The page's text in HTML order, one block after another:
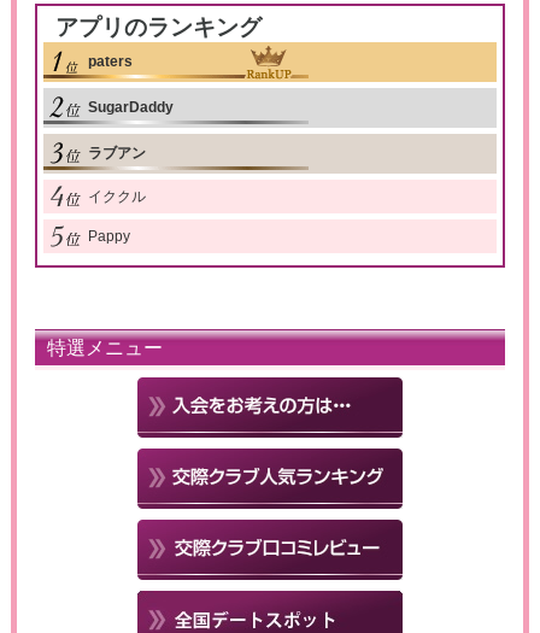
アプリのランキング
paters
SugarDaddy
ラブアン
イククル
Pappy
特選メニュー